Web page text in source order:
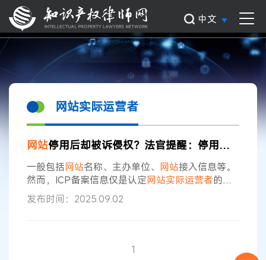
中文
网站实际运营者
网站停用后却被诉侵权？法官提醒：停用后应当及时注销ICP备案信息
一般包括网站名称、主办单位、 网站接入信息等。
然而，ICP备案信息仅是认定网站实际运营者的初
步证据，ICP备案在网络行政管理中为依申请进
行，并不能客观反映网站
处于真伪不明的状态，需要权利人进一步举证，否
发布时间：2025.09.02
1